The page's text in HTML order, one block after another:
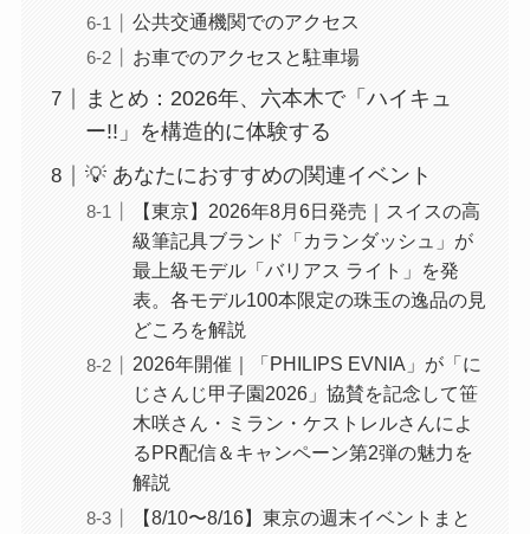
公共交通機関でのアクセス
お車でのアクセスと駐車場
まとめ：2026年、六本木で「ハイキュ
ー!!」を構造的に体験する
💡 あなたにおすすめの関連イベント
【東京】2026年8月6日発売｜スイスの高
級筆記具ブランド「カランダッシュ」が
最上級モデル「バリアス ライト」を発
表。各モデル100本限定の珠玉の逸品の見
どころを解説
2026年開催｜「PHILIPS EVNIA」が「に
じさんじ甲子園2026」協賛を記念して笹
木咲さん・ミラン・ケストレルさんによ
るPR配信＆キャンペーン第2弾の魅力を
解説
【8/10〜8/16】東京の週末イベントまと